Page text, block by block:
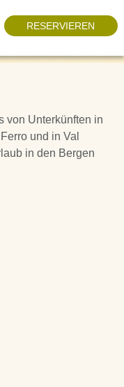
RESERVIEREN
von Unterkünften in
und in Val
in den Bergen